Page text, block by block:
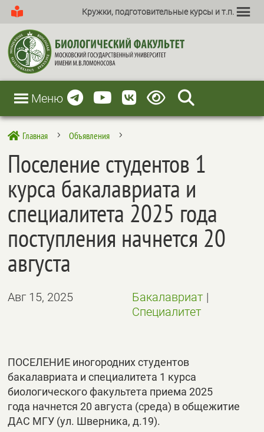
Кружки, подготовительные курсы и т.п.
Меню
 Главная 5 Объявления 5
Поселение студентов 1
курса бакалавриата и
специалитета 2025 года
поступления начнется 20
августа
Авг 15, 2025 Бакалавриат|
Специалитет
ПОСЕЛЕНИЕ иногородних студентов
бакалавриата и специалитета 1 курса
биологического факультета приема 2025
года начнется 20 августа (среда) в общежитие
ДАС МГУ (ул. Шверника, д.19).